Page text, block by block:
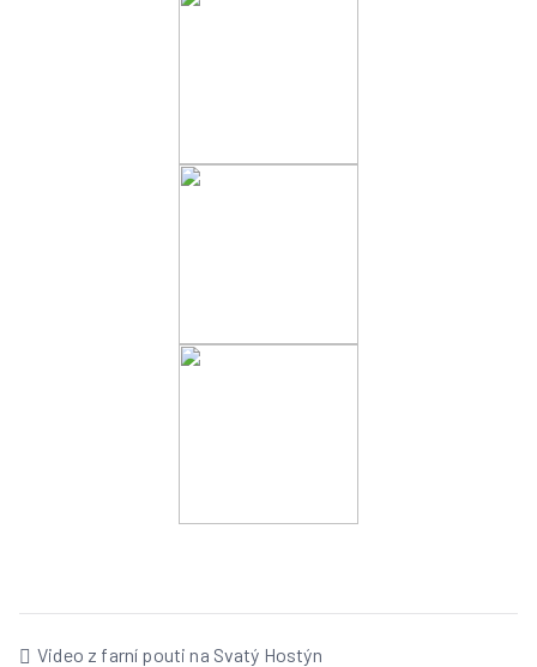
Video z farní pouti na Svatý Hostýn